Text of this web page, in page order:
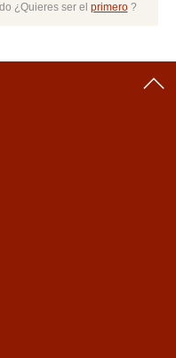
¿Quieres ser el primero?